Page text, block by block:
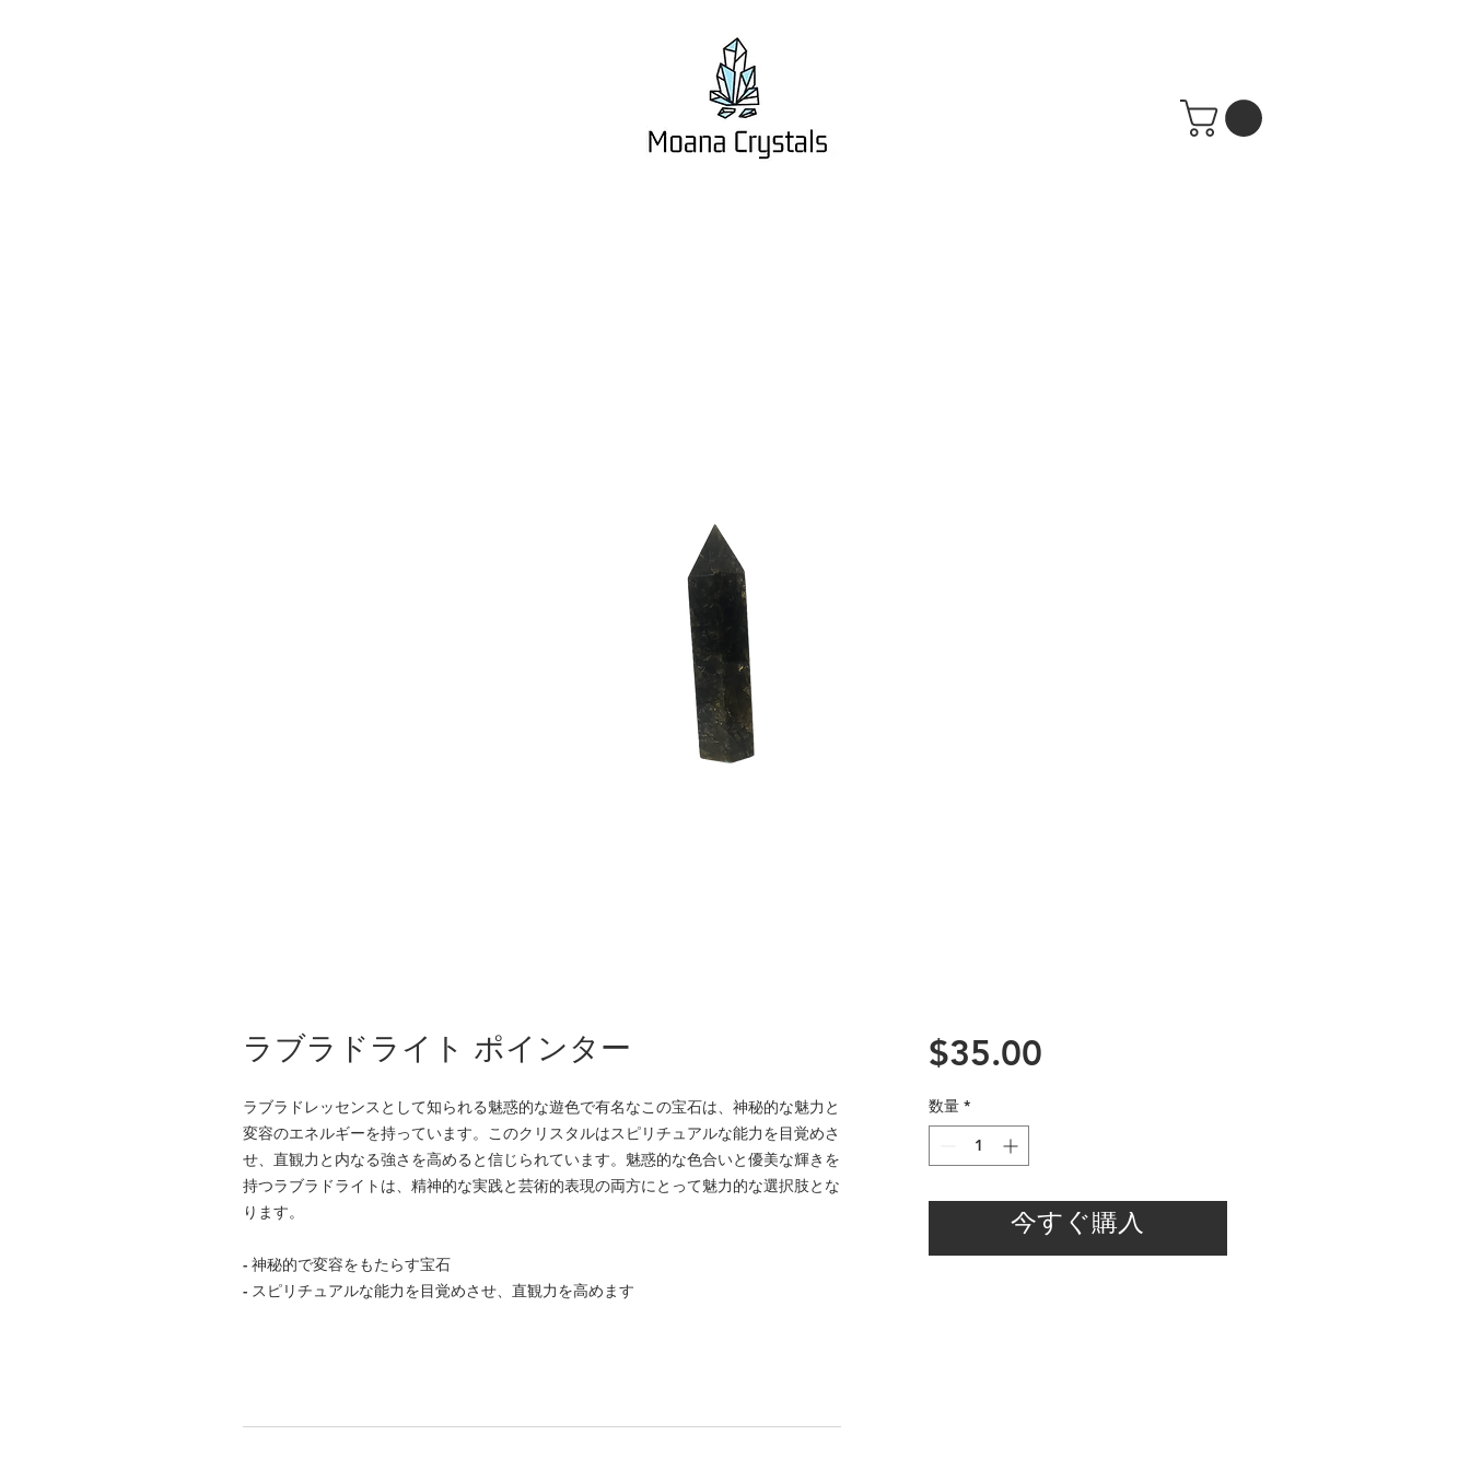
ラブラドライト ポインター
ラブラドレッセンスとして知られる魅惑的な遊色で有名なこの宝石は、神秘的な魅力と
変容のエネルギーを持っています。このクリスタルはスピリチュアルな能力を目覚めさ
せ、直観力と内なる強さを高めると信じられています。魅惑的な色合いと優美な輝きを
持つラブラドライトは、精神的な実践と芸術的表現の両方にとって魅力的な選択肢とな
ります。
- 神秘的で変容をもたらす宝石
- スピリチュアルな能力を目覚めさせ、直観力を高めます
$35.00価
数量 *
今すぐ購入